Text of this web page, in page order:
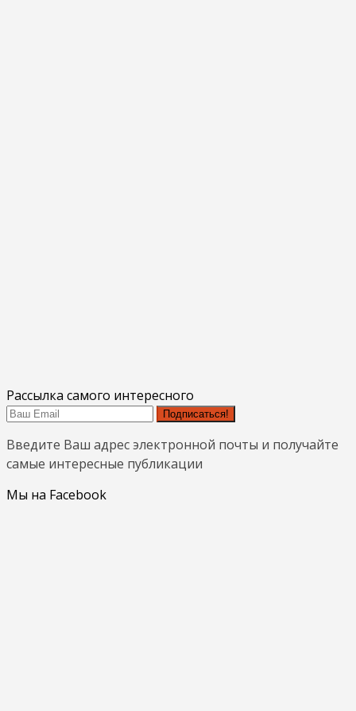
Рассылка самого интересного
Подписаться!
Введите Ваш адрес электронной почты и получайте
самые интересные публикации
Мы на Facebook